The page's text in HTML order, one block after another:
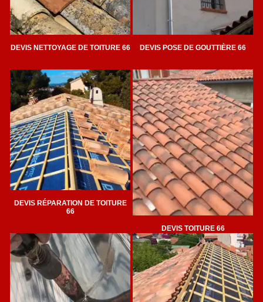
DEVIS NETTOYAGE DE TOITURE 66 DEVIS POSE DE GOUTTIÈRE 66
DEVIS RÉPARATION DE TOITURE
66
DEVIS TOITURE 66